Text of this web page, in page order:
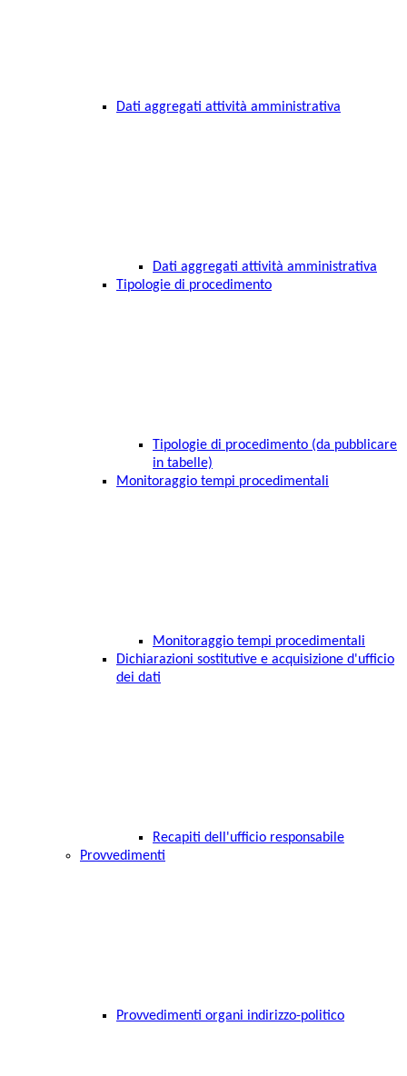
Dati aggregati attività amministrativa
Dati aggregati attività amministrativa
Tipologie di procedimento
Tipologie di procedimento (da pubblicare
in tabelle)
Monitoraggio tempi procedimentali
Monitoraggio tempi procedimentali
Dichiarazioni sostitutive e acquisizione d'ufficio
dei dati
Recapiti dell'ufficio responsabile
Provvedimenti
Provvedimenti organi indirizzo-politico